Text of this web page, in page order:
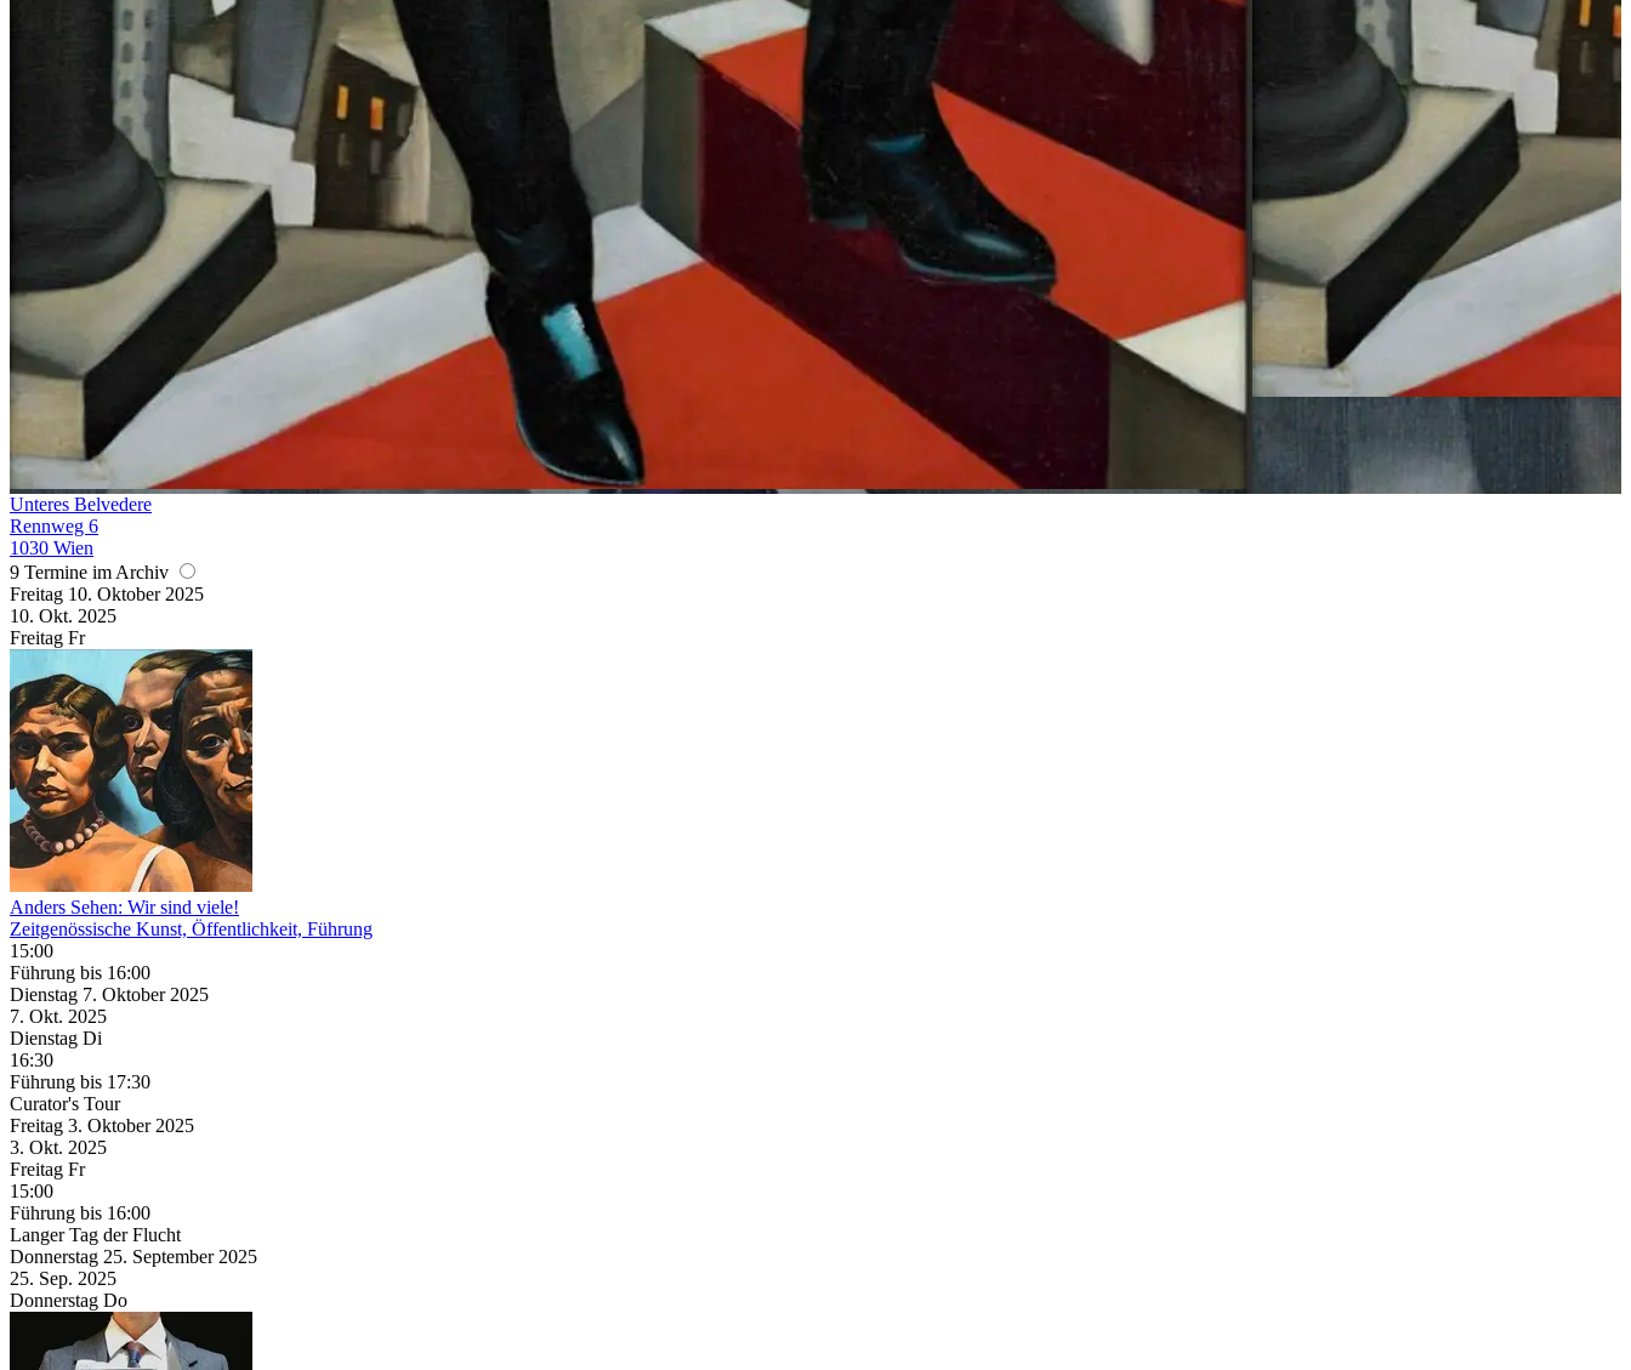
Unteres Belvedere
Rennweg 6
1030 Wien
9 Termine im Archiv
Freitag 10. Oktober 2025
10. Okt. 2025
Freitag Fr
Anders Sehen: Wir sind viele!
Zeitgenössische Kunst, Öffentlichkeit, Führung
15:00
Führung bis 16:00
Dienstag 7. Oktober 2025
7. Okt. 2025
Dienstag Di
16:30
Führung bis 17:30
Curator's Tour
Freitag 3. Oktober 2025
3. Okt. 2025
Freitag Fr
15:00
Führung bis 16:00
Langer Tag der Flucht
Donnerstag 25. September 2025
25. Sep. 2025
Donnerstag Do